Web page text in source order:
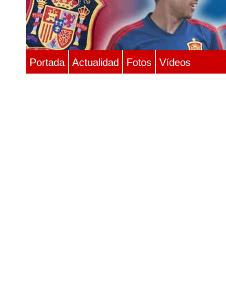
Portada Actualidad Fotos Vídeos